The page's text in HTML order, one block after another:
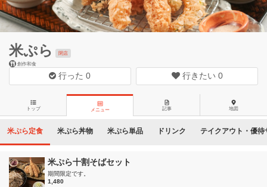
米ぷら
閉店
創作和食
行った0 行きたい 0
トップ メニュー 記事 地図
米ぷら定食 米ぷら丼物 米ぷら単品 ドリンク テイクアウト・優待
米ぷら十割そばセット
期間限定です。
1,480